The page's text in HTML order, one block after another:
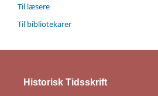
Til læsere
Til bibliotekarer
Historisk Tidsskrift